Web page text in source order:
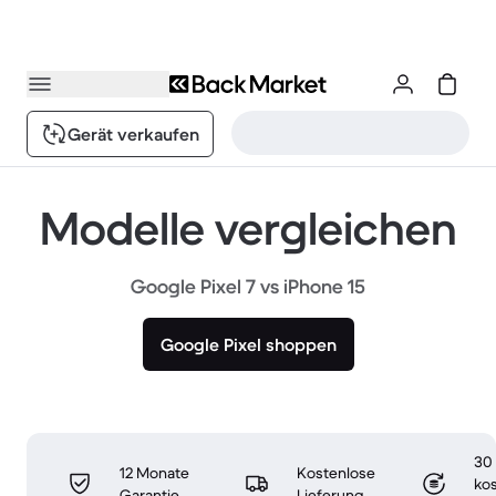
Gerät verkaufen
Modelle vergleichen
Google Pixel 7 vs iPhone 15
Google Pixel shoppen
12 Monate
Kostenlose
30